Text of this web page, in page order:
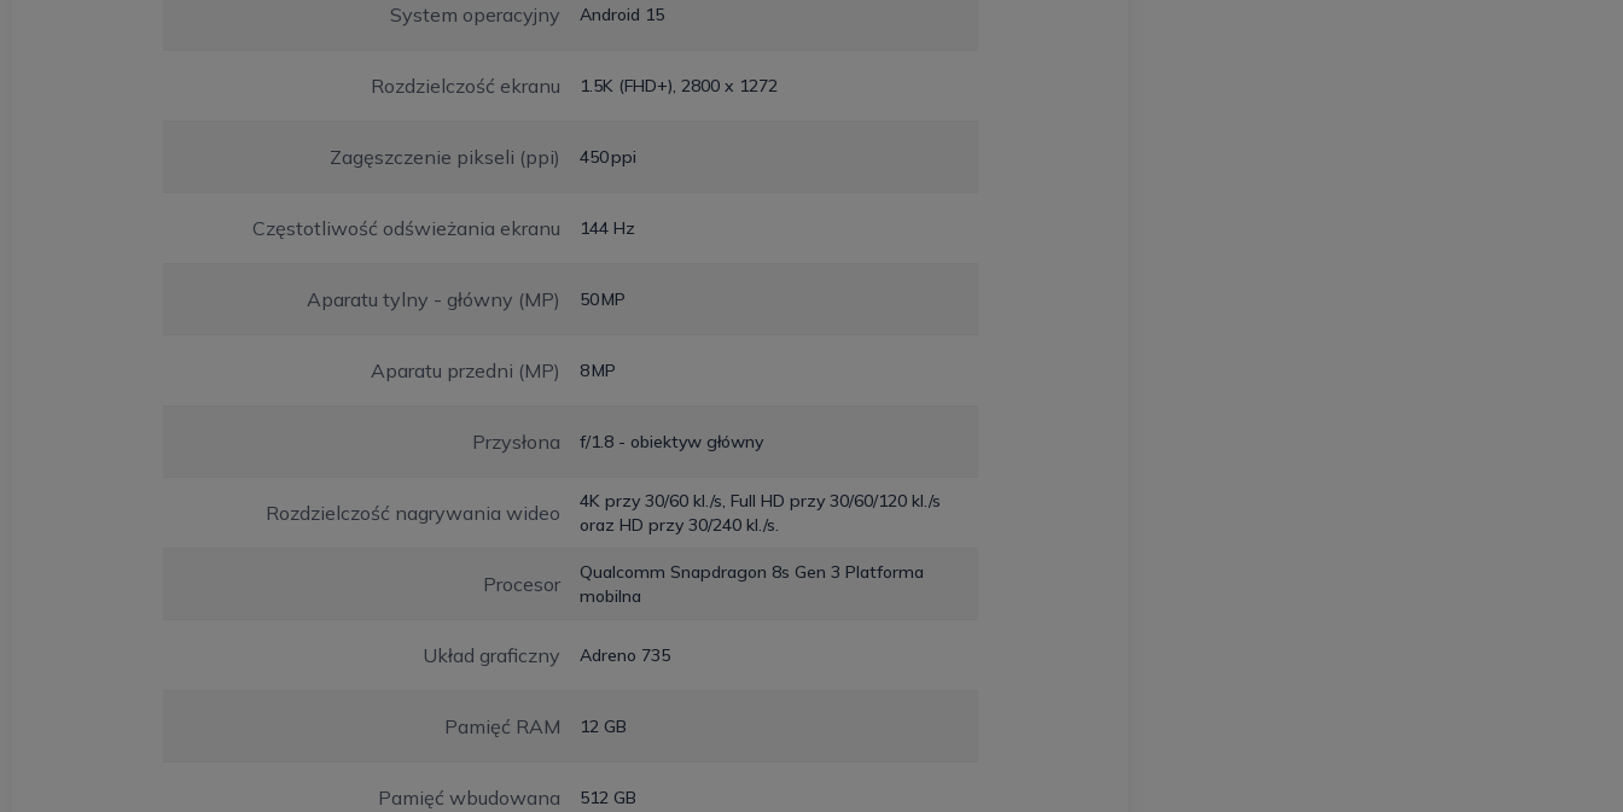
System operacyjny Android 15
Rozdzielczość ekranu 1.5K (FHD+), 2800 x 1272
Zagęszczenie pikseli (ppi) 450 ppi
Częstotliwość odświeżania ekranu 144 Hz
Aparatu tylny - główny (MP) 50 MP
Aparatu przedni (MP) 8 MP
Przysłona f/1.8 - obiektyw główny
Rozdzielczość nagrywania wideo
4K przy 30/60 kl./s, Full HD przy 30/60/120 kl./s
oraz HD przy 30/240 kl./s.
Procesor
Qualcomm Snapdragon 8s Gen 3 Platforma
mobilna
Układ graficzny Adreno 735
Pamięć RAM 12 GB
Pamięć wbudowana 512 GB